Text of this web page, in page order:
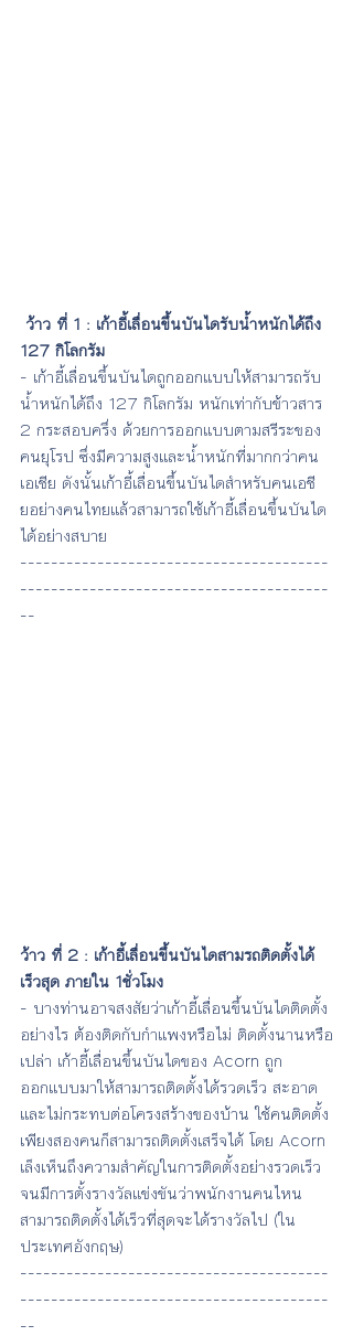
127 กิโลกรัม
- เก้าอี้เลื่อนขึ้นบันไดถูกออกแบบให้สามารถรับ
น้ำหนักได้ถึง 127 กิโลกรัม หนักเท่ากับข้าวสาร
2 กระสอบครึ่ง ด้วยการออกแบบตามสรีระของ
คนยุโรป ซึ่งมีความสูงและน้ำหนักที่มากกว่าคน
เอเชีย ดังนั้นเก้าอี้เลื่อนขึ้นบันไดสำหรับคนเอชี
ยอย่างคนไทยแล้วสามารถใช้เก้าอี้เลื่อนขึ้นบันได
ได้อย่างสบาย
----------------------------------------
----------------------------------------
--
ว้าว ที่ 2 : เก้าอี้เลื่อนขึ้นบันไดสามรถติดตั้งได้
เร็วสุด ภายใน 1ชั่วโมง
- บางท่านอาจสงสัยว่าเก้าอี้เลื่อนขึ้นบันไดติดตั้ง
อย่างไร ต้องติดกับกำแพงหรือไม่ ติดตั้งนานหรือ
เปล่า เก้าอี้เลื่อนขึ้นบันไดของ Acorn ถูก
ออกแบบมาให้สามารถติดตั้งได้รวดเร็ว สะอาด
และไม่กระทบต่อโครงสร้างของบ้าน ใช้คนติดตั้ง
เพียงสองคนก็สามารถติดตั้งเสร็จได้ โดย Acorn
เล็งเห็นถึงความสำคัญในการติดตั้งอย่างรวดเร็ว
จนมีการตั้งรางวัลแข่งขันว่าพนักงานคนไหน
สามารถติดตั้งได้เร็วที่สุดจะได้รางวัลไป (ใน
ประเทศอังกฤษ)
----------------------------------------
----------------------------------------
--